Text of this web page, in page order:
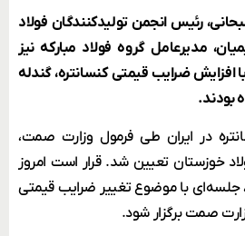
رئیس انجمن تولیدکنندگان فولاد
مدیرعامل گروه فولاد مبارکه نیز
افزایش ضرایب قیمتی کنسانتره، گندله
بودند.
در ایران طی فرمول وزارت صمت،
فولاد خوزستان تعیین شد. قرار است امروز
ماه، جلسه‌ای با موضوع تغییر ضرایب قیمتی
صمت برگزار شود.